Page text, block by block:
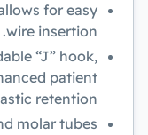
for easy
wire insertion.
“J” hook,
patient
retention.
molar tubes